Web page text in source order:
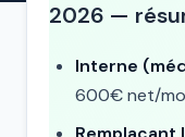
2026 —
Interne
600€ net/